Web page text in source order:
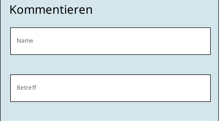
Kommentieren
Name
Betreff